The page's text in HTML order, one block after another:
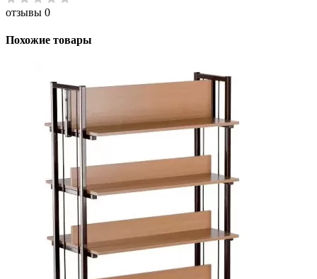
отзывы 0
Похожие товары